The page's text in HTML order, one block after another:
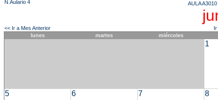
N.Aulario 4
AULA A3010
<< Ir a Mes Anterior
lunes
martes miércoles
1
5 6 7 8